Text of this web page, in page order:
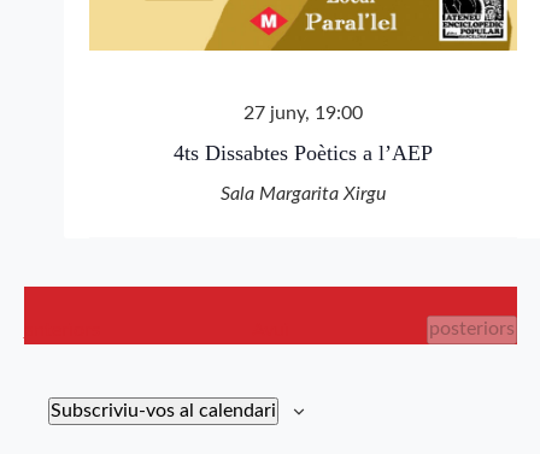
27 juny, 19:00
4ts Dissabtes Poètics a l’AEP
Sala Margarita Xirgu
posteriors
Subscriviu-vos al calendari